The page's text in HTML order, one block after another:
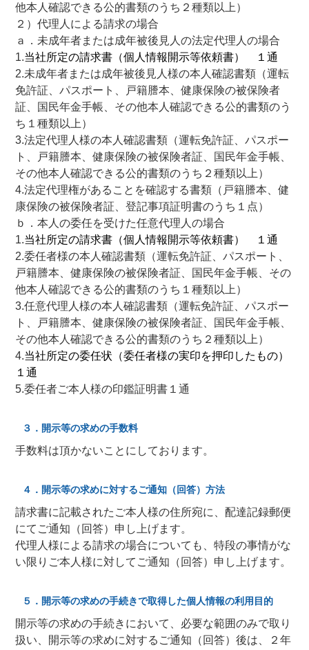
他本人確認できる公的書類のうち２種類以上）
２）代理人による請求の場合
ａ．未成年者または成年被後見人の法定代理人の場合
1.当社所定の請求書（個人情報開示等依頼書） １通
2.未成年者または成年被後見人様の本人確認書類（運転
免許証、パスポート、戸籍謄本、健康保険の被保険者
証、国民年金手帳、その他本人確認できる公的書類のう
ち１種類以上）
3.法定代理人様の本人確認書類（運転免許証、パスポー
ト、戸籍謄本、健康保険の被保険者証、国民年金手帳、
その他本人確認できる公的書類のうち２種類以上）
4.法定代理権があることを確認する書類（戸籍謄本、健
康保険の被保険者証、登記事項証明書のうち１点）
ｂ．本人の委任を受けた任意代理人の場合
1.当社所定の請求書（個人情報開示等依頼書） １通
2.委任者様の本人確認書類（運転免許証、パスポート、
戸籍謄本、健康保険の被保険者証、国民年金手帳、その
他本人確認できる公的書類のうち１種類以上）
3.任意代理人様の本人確認書類（運転免許証、パスポー
ト、戸籍謄本、健康保険の被保険者証、国民年金手帳、
その他本人確認できる公的書類のうち２種類以上）
4.当社所定の委任状（委任者様の実印を押印したもの）
１通
5.委任者ご本人様の印鑑証明書１通
３．開示等の求めの手数料
手数料は頂かないことにしております。
４．開示等の求めに対するご通知（回答）方法
請求書に記載されたご本人様の住所宛に、配達記録郵便
にてご通知（回答）申し上げます。
代理人様による請求の場合についても、特段の事情がな
い限りご本人様に対してご通知（回答）申し上げます。
５．開示等の求めの手続きで取得した個人情報の利用目的
開示等の求めの手続きにおいて、必要な範囲のみで取り
扱い、開示等の求めに対するご通知（回答）後は、２年